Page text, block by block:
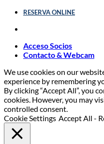
RESERVA ONLINE
Acceso Socios
Contacto & Webcam
We use cookies on our
experience by remembering
By clicking “Accept All”, you
cookies. However, you may
controlled consent.
Cookie Settings Accept All -